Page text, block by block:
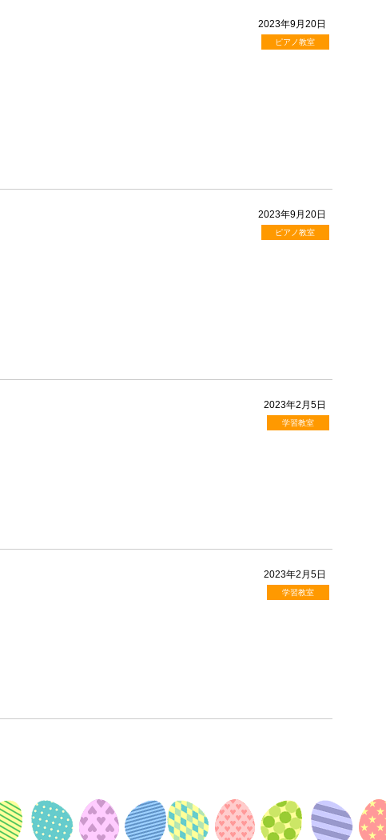
2023年9月20日
ピアノ教室
2023年9月20日
ピアノ教室
2023年2月5日
学習教室
2023年2月5日
学習教室